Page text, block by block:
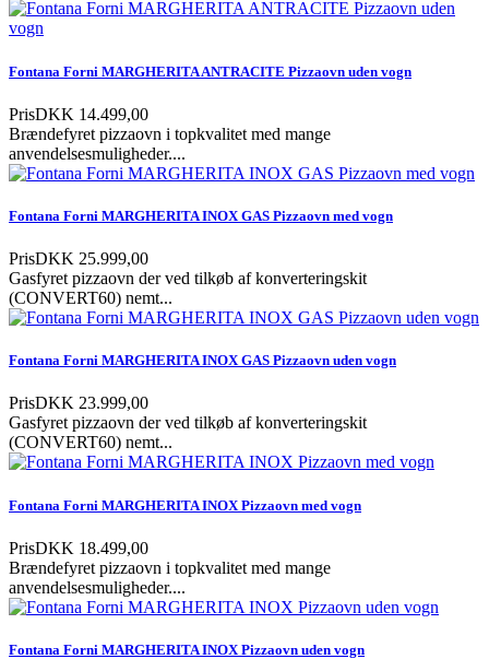
Fontana Forni MARGHERITA ANTRACITE Pizzaovn uden vogn
PrisDKK 14.499,00
Brændefyret pizzaovn i topkvalitet med mange
anvendelsesmuligheder....
Fontana Forni MARGHERITA INOX GAS Pizzaovn med vogn
PrisDKK 25.999,00
Gasfyret pizzaovn der ved tilkøb af konverteringskit
(CONVERT60) nemt...
Fontana Forni MARGHERITA INOX GAS Pizzaovn uden vogn
PrisDKK 23.999,00
Gasfyret pizzaovn der ved tilkøb af konverteringskit
(CONVERT60) nemt...
Fontana Forni MARGHERITA INOX Pizzaovn med vogn
PrisDKK 18.499,00
Brændefyret pizzaovn i topkvalitet med mange
anvendelsesmuligheder....
Fontana Forni MARGHERITA INOX Pizzaovn uden vogn